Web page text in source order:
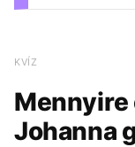
KVÍZ
Mennyire
Johanna